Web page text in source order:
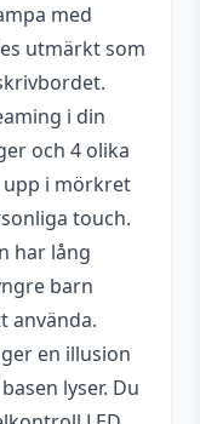
med
utmärkt som
i din
och 4 olika
i mörkret
touch.
har lång
barn
använda.
en illusion
lyser. Du
eller AA Batteri
en